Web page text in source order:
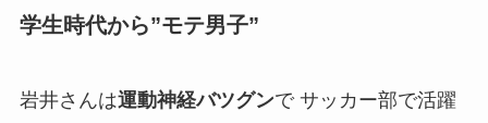
学生時代から”モテ男子”
岩井さんは運動神経バツグンで サッカー部で活躍